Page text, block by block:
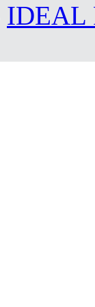
IDEAL